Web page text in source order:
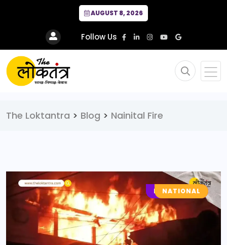
AUGUST 8, 2026
Follow Us
The Loktantra > Blog > Nainital Fire
LOCAL NEWS
NATIONAL